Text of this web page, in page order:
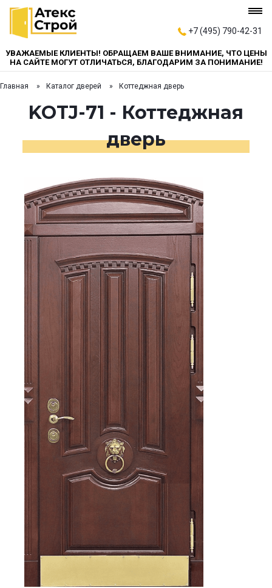
+7 (495) 790-42-31
УВАЖАЕМЫЕ КЛИЕНТЫ! ОБРАЩАЕМ ВАШЕ ВНИМАНИЕ, ЧТО ЦЕНЫ
НА САЙТЕ МОГУТ ОТЛИЧАТЬСЯ, БЛАГОДАРИМ ЗА ПОНИМАНИЕ!
Главная Каталог дверей Коттеджная дверь
KOTJ-71 - Коттеджная
дверь